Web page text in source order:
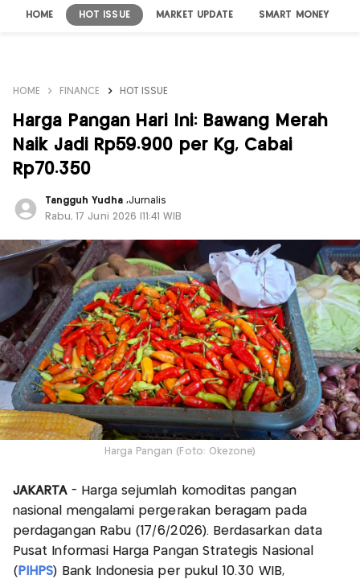
HOME HOT ISSUE MARKET UPDATE SMART MONEY
HOME FINANCE HOT ISSUE
Harga Pangan Hari Ini: Bawang Merah
Naik Jadi Rp59.900 per Kg, Cabai
Rp70.350
Tangguh Yudha ,Jurnalis
Rabu, 17 Juni 2026 |11:41 WIB
Harga Pangan (Foto: Okezone)
JAKARTA- Harga sejumlah komoditas pangan
nasional mengalami pergerakan beragam pada
perdagangan Rabu (17/6/2026). Berdasarkan data
Pusat Informasi Harga Pangan Strategis Nasional
( PIHPS) Bank Indonesia per pukul 10.30 WIB,